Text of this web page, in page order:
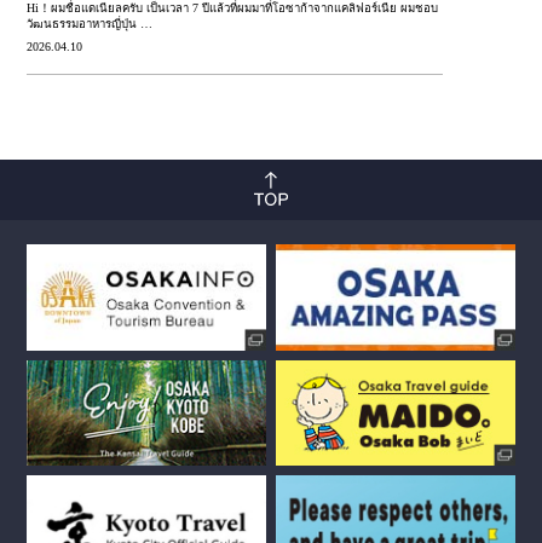
Hi！ผมชื่อแดเนียลครับ เป็นเวลา 7 ปีแล้วที่ผมมาที่โอซาก้าจากแคลิฟอร์เนีย ผมชอบ
วัฒนธรรมอาหารญี่ปุ่น …
2026.04.10